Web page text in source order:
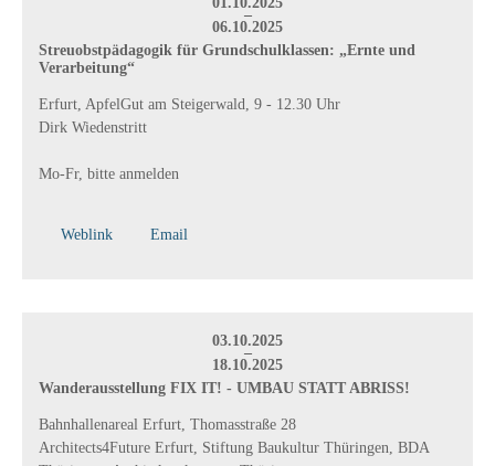
–
06.10.2025
Streuobstpädagogik für Grundschulklassen: „Ernte und
Verarbeitung“
Erfurt, ApfelGut am Steigerwald, 9 - 12.30 Uhr
Dirk Wiedenstritt
Mo-Fr, bitte anmelden
Weblink Email
03.10.2025
–
18.10.2025
Wanderausstellung FIX IT! - UMBAU STATT ABRISS!
Bahnhallenareal Erfurt, Thomasstraße 28
Architects4Future Erfurt, Stiftung Baukultur Thüringen, BDA